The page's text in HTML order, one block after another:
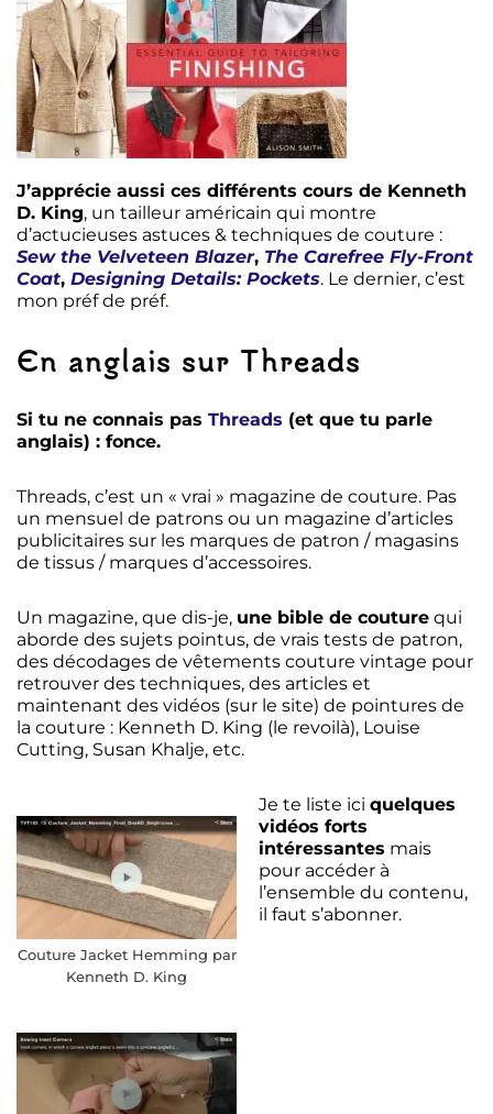
J’apprécie aussi ces différents cours de Kenneth
D. King, un tailleur américain qui montre
d’actucieuses astuces & techniques de couture :
Sew the Velveteen Blazer, The Carefree Fly-Front
Coat, Designing Details: Pockets. Le dernier, c’est
mon préf de préf.
En anglais sur Threads
Si tu ne connais pas Threads (et que tu parle
anglais) : fonce.
Threads, c’est un « vrai » magazine de couture. Pas
un mensuel de patrons ou un magazine d’articles
publicitaires sur les marques de patron / magasins
de tissus / marques d’accessoires.
Un magazine, que dis-je, une bible de couture qui
aborde des sujets pointus, de vrais tests de patron,
des décodages de vêtements couture vintage pour
retrouver des techniques, des articles et
maintenant des vidéos (sur le site) de pointures de
la couture : Kenneth D. King (le revoilà), Louise
Cutting, Susan Khalje, etc.
Couture Jacket Hemming par
Kenneth D. King
Je te liste ici quelques
vidéos forts
intéressantes mais
pour accéder à
l’ensemble du contenu,
il faut s’abonner.